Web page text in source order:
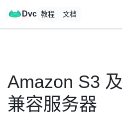
Dvc 教程 文档
Amazon S3 及
兼容服务器